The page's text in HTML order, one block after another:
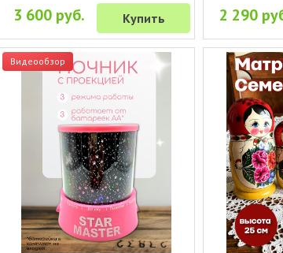
3 600 руб. Купить 2 290
Видеообзор